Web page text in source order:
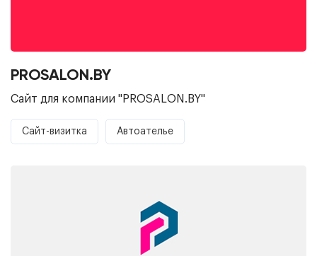
PROSALON.BY
Сайт для компании "PROSALON.BY"
Сайт-визитка Автоателье